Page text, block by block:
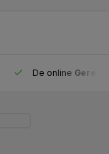
De online